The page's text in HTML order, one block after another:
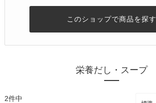
このショップで商品を探す
栄養だし・スープ
2件中